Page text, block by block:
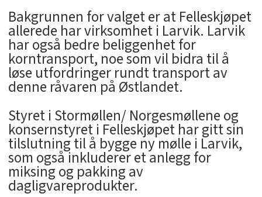
Bakgrunnen for valget er at Felleskjøpet
allerede har virksomhet i Larvik. Larvik
har også bedre beliggenhet for
korntransport, noe som vil bidra til å
løse utfordringer rundt transport av
denne råvaren på Østlandet.
Styret i Stormøllen/ Norgesmøllene og
konsernstyret i Felleskjøpet har gitt sin
tilslutning til å bygge ny mølle i Larvik,
som også inkluderer et anlegg for
miksing og pakking av
dagligvareprodukter.